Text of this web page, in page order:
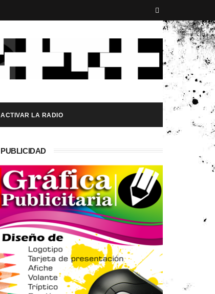
ACTIVAR LA RADIO
PUBLICIDAD